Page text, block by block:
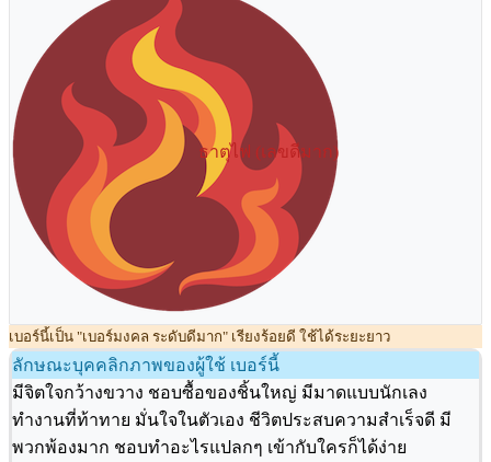
ธาตุไฟ (เลขดีมาก)
เบอร์นี้เป็น "เบอร์มงคล ระดับดีมาก" เรียงร้อยดี ใช้ได้ระยะยาว
ลักษณะบุคคลิกภาพของผู้ใช้ เบอร์นี้
มีจิตใจกว้างขวาง ชอบซื้อของชิ้นใหญ่ มีมาดแบบนักเลง
ทำงานที่ท้าทาย มั่นใจในตัวเอง ชีวิตประสบความสำเร็จดี มี
พวกพ้องมาก ชอบทำอะไรแปลกๆ เข้ากับใครก็ได้ง่าย